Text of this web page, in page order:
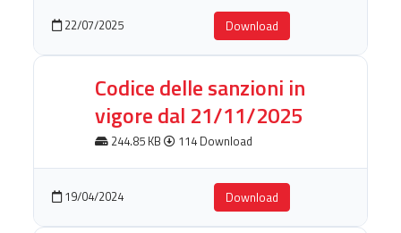
22/07/2025 Download
Codice delle sanzioni in
vigore dal 21/11/2025
244.85 KB 114 Download
19/04/2024 Download